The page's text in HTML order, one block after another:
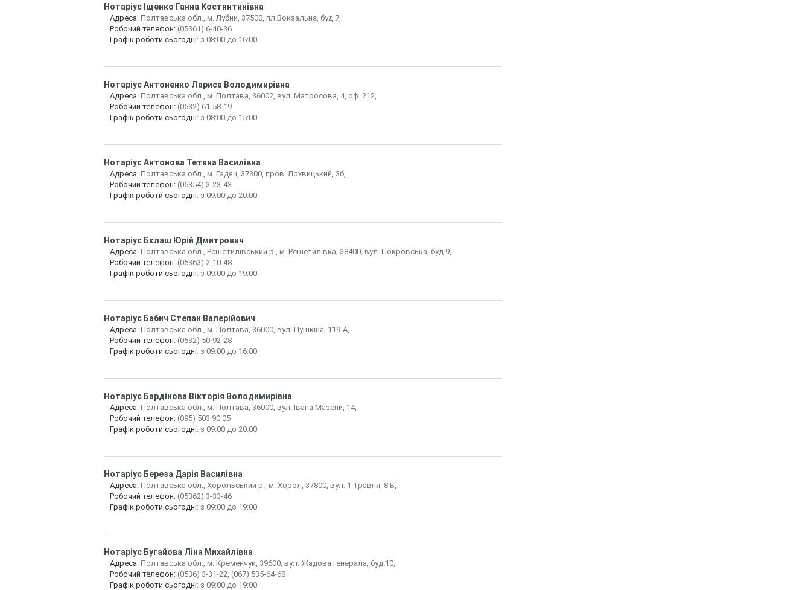
Нотаріус Іщенко Ганна Костянтинівна
Адреса: Полтавська обл., м. Лубни, 37500, пл.Вокзальна, буд.7,
Робочий телефон: (05361) 6-40-36
Графік роботи сьогодні: з 08:00 до 16:00
НотаріусАнтоненко Лариса Володимирівна
Адреса: Полтавська обл., м. Полтава, 36002, вул. Матросова, 4, оф. 212,
Робочий телефон: (0532) 61-58-19
Графік роботи сьогодні: з 08:00 до 15:00
НотаріусАнтонова Тетяна Василівна
Адреса: Полтавська обл., м. Гадяч, 37300, пров. Лохвицький, 3б,
Робочий телефон: (05354) 3-23-43
Графік роботи сьогодні: з 09:00 до 20:00
Нотаріус Бєлаш Юрій Дмитрович
Адреса: Полтавська обл., Решетилівський р., м. Решетилівка, 38400, вул. Покровська, буд.9,
Робочий телефон: (05363) 2-10-48
Графік роботи сьогодні: з 09:00 до 19:00
Нотаріус Бабич Степан Валерійович
Адреса: Полтавська обл., м. Полтава, 36000, вул. Пушкіна, 119-А,
Робочий телефон: (0532) 50-92-28
Графік роботи сьогодні: з 09:00 до 16:00
Нотаріус Бардінова Вікторія Володимирівна
Адреса: Полтавська обл., м. Полтава, 36000, вул. Івана Мазепи, 14,
Робочий телефон: (095) 503 90 05
Графік роботи сьогодні: з 09:00 до 20:00
Нотаріус Береза Дарія Василівна
Адреса: Полтавська обл., Хорольський р., м. Хорол, 37800, вул. 1 Травня, 8 Б,
Робочий телефон: (05362) 3-33-46
Графік роботи сьогодні: з 09:00 до 19:00
Нотаріус Бугайова Ліна Михайлівна
Адреса: Полтавська обл., м. Кременчук, 39600, вул. Жадова генерала, буд.10,
Робочий телефон: (0536) 3-31-22, (067) 535-64-68
Графік роботи сьогодні: з 09:00 до 19:00